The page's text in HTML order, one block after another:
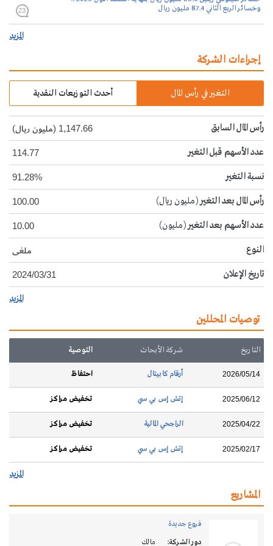
وخسائر الربع الثاني 87.4 مليون ريال
23
المزيد
إجراءات الشركة
التغير في رأس المال أحدث التوزيعات النقدية
رأس المال السابق 1,147.66 (مليون ريال)
عدد الأسهم قبل التغير 114.77
نسبة التغير 91.28%
رأس المال بعد التغير(مليون ريال) 100.00
عدد الأسهم بعد التغير(مليون) 10.00
النوع ملغى
تاريخ الإعلان 2024/03/31
المزيد
توصيات المحللين
التاريخ شركة الأبحاث التوصية
2026/05/14 أرقام كابيتال احتفاظ
2025/06/12 إتش إس بي سي تخفيض مراكز
2025/04/22 الراجحي المالية تخفيض مراكز
2025/02/17 إتش إس بي سي تخفيض مراكز
المزيد
المشاريع
فروع جديدة
دور الشركة:
مالك